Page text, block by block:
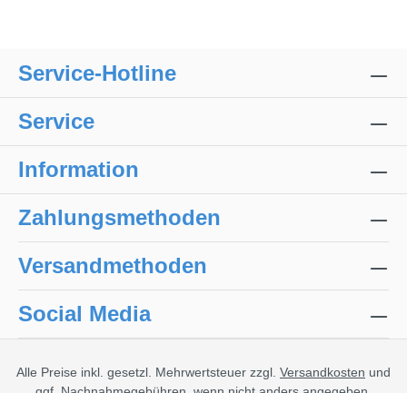
Service-Hotline
Service
Information
Zahlungsmethoden
Versandmethoden
Social Media
Alle Preise inkl. gesetzl. Mehrwertsteuer zzgl. Versandkosten und